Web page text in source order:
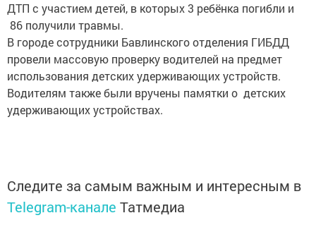
ДТП с участием детей, в которых 3 ребёнка погибли и
86 получили травмы.
В городе сотрудники Бавлинского отделения ГИБДД
провели массовую проверку водителей на предмет
использования детских удерживающих устройств.
Водителям также были вручены памятки о детских
удерживающих устройствах.
Следите за самым важным и интересным в
Telegram-канале Татмедиа